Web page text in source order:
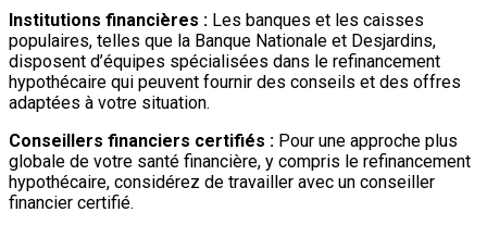
Institutions financières : Les banques et les caisses
populaires, telles que la Banque Nationale et Desjardins,
disposent d’équipes spécialisées dans le refinancement
hypothécaire qui peuvent fournir des conseils et des offres
adaptées à votre situation.
Conseillers financiers certifiés : Pour une approche plus
globale de votre santé financière, y compris le refinancement
hypothécaire, considérez de travailler avec un conseiller
financier certifié.